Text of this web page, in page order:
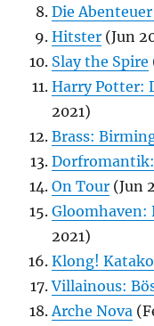
Die
Hitster (Jun
Slay the Spire
Harry Potter:
2021)
Brass:
On Tour (Jun
Gloomhaven:
2021)
Klong!
Villainous:
Arche Nova